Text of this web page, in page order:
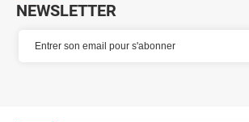
NEWSLETTER